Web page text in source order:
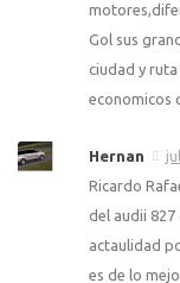
Gol sus
ciudad y
economicos
Hernan
Ricardo
del audii
actaulidad
es de lo